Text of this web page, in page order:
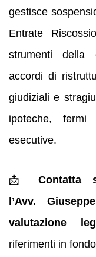
gestisce
Entrate
strumenti della
accordi di
giudiziali e
ipoteche,
esecutive.
📩Contatta
l’Avv.
valutazione
riferimenti in